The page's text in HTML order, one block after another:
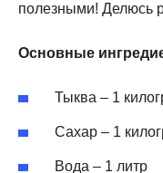
полезными! Делюсь
Основные
Тыква – 1
Сахар – 1
Вода – 1 литр